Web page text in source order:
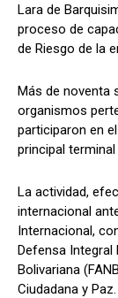
Lara de
proceso de
de Riesgo de la
Más de noventa
organismos
participaron en
principal
La actividad,
internacional
Internacional,
Defensa Integral
Bolivariana
Ciudadana y